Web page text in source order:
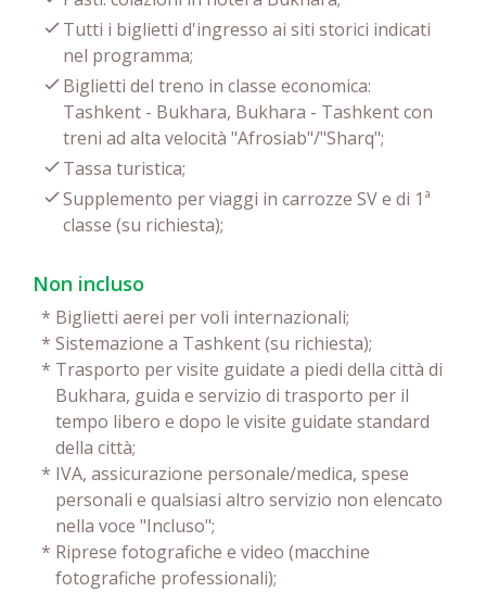
Tutti i biglietti d'ingresso ai siti storici indicati
nel programma;
Biglietti del treno in classe economica:
Tashkent - Bukhara, Bukhara - Tashkent con
treni ad alta velocità "Afrosiab"/"Sharq";
Tassa turistica;
Supplemento per viaggi in carrozze SV e di 1ª
classe (su richiesta);
Non incluso
* Biglietti aerei per voli internazionali;
* Sistemazione a Tashkent (su richiesta);
* Trasporto per visite guidate a piedi della città di
Bukhara, guida e servizio di trasporto per il
tempo libero e dopo le visite guidate standard
della città;
* IVA, assicurazione personale/medica, spese
personali e qualsiasi altro servizio non elencato
nella voce "Incluso";
* Riprese fotografiche e video (macchine
fotografiche professionali);